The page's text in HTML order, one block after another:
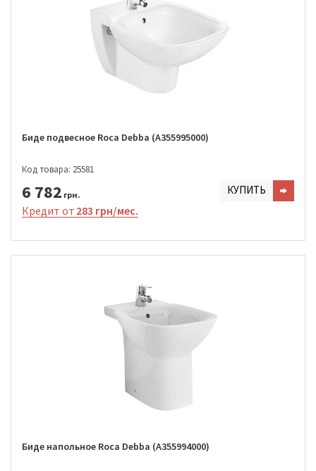
Биде подвесное Roca Debba (A355995000)
Код товара: 25581
6 782 грн. КУПИТЬ
Кредит от 283 грн/мес.
Биде напольное Roca Debba (A355994000)